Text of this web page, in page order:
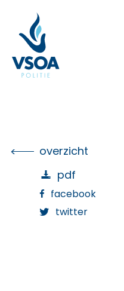
content
overzicht
pdf
facebook
twitter